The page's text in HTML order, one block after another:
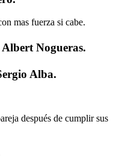
mas fuerza si cabe.
Nogueras.
Alba.
después de cumplir sus